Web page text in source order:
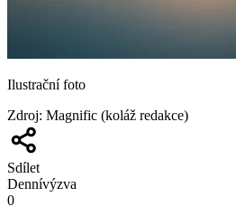
Ilustrační foto
Zdroj: Magnific (koláž redakce)
Sdílet
Dennívýzva
0